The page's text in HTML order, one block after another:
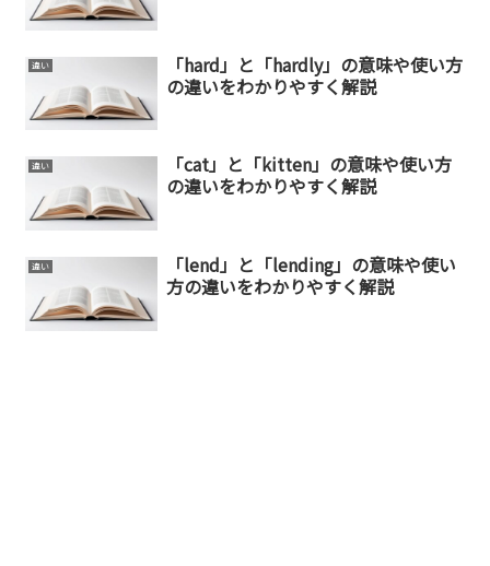
違い
「hard」と「hardly」の意味や使い方
の違いをわかりやすく解説
違い
「cat」と「kitten」の意味や使い方
の違いをわかりやすく解説
違い
「lend」と「lending」の意味や使い
方の違いをわかりやすく解説